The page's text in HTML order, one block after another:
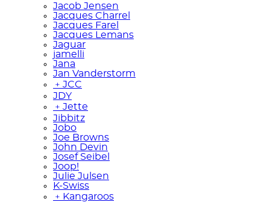
Jacob Jensen
Jacques Charrel
Jacques Farel
Jacques Lemans
Jaguar
jamelli
Jana
Jan Vanderstorm
﹢ JCC
JDY
﹢ Jette
Jibbitz
Jobo
Joe Browns
John Devin
Josef Seibel
Joop!
Julie Julsen
K-Swiss
﹢ Kangaroos